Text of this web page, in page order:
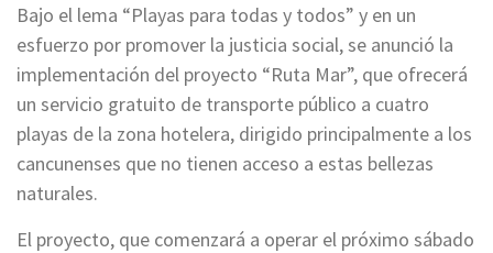
Bajo el lema “Playas para todas y todos” y en un
esfuerzo por promover la justicia social, se anunció la
implementación del proyecto “Ruta Mar”, que ofrecerá
un servicio gratuito de transporte público a cuatro
playas de la zona hotelera, dirigido principalmente a los
cancunenses que no tienen acceso a estas bellezas
naturales.
El proyecto, que comenzará a operar el próximo sábado